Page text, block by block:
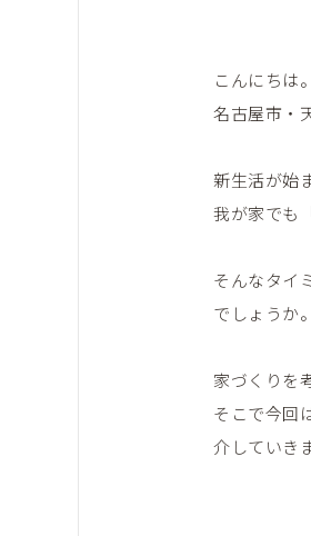
こんにちは。
名古屋市・
新生活が始
我が家でも
そんなタイ
でしょうか。
家づくりを
そこで今回
介していき